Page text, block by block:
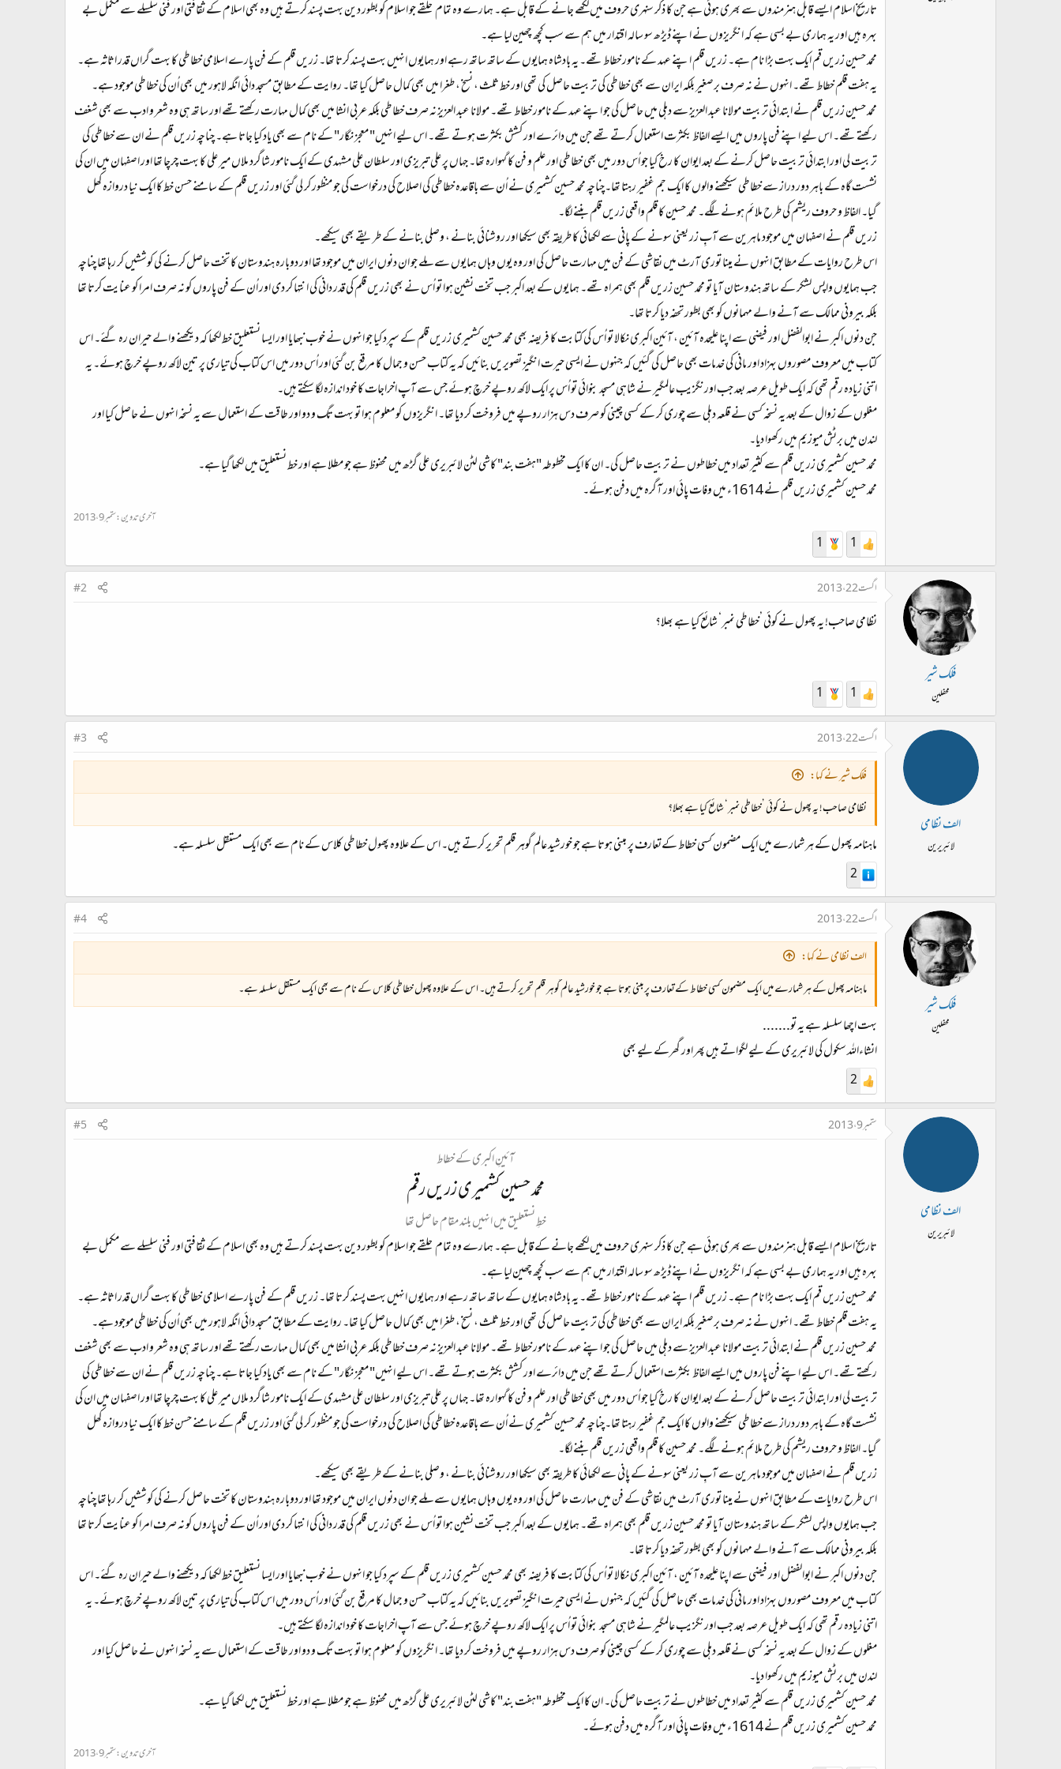
تاریخ اسلام ایسے قابل ہنرمندوں سے بھری ہوئی ہے جن کا ذکر سنہری حروف میں لکھے جانے کے قابل ہے۔ ہمارے وہ تمام حلقے جو اسلام کو بطور دین بہت پسند کرتے ہیں وہ بھی اسلام کے ثقافتی اور فنی سلسلے سے مکمل بے
بہرہ ہیں اور یہ ہماری بے بسی ہے کہ انگریزوں نے اپنے ڈیڑھ سو سالہ اقتدار میں ہم سے سب کچھ چھین لیا ہے۔
محمد حسین زریں قم ایک بہت بڑا نام ہے۔ زریں قلم اپنے عہد کے نامور خطاط تھے۔ یہ بادشاہ ہمایوں کے ساتھ ساتھ رہے اور ہمایوں انہیں بہت پسند کرتا تھا۔ زریں قلم کے فن پارے اسلامی خطاطی کا بہت گراں قدر اثاثہ ہے۔
یہ ہفت قلم خطاط تھے۔ انہوں نے نہ صرف برصغیر بلکہ ایران سے بھی خطاطی کی تربیت حاصل کی تھی اور خط ثلث ، نسخ ، طغرا میں بھی کمال حاصل کیا تھا۔ روایت کے مطابق مسجد دائی انگہ لاہور میں بھی اُن کی خطاطی موجود ہے۔
محمد حسین زریں قلم نے ابتدائی تربیت مولانا عبد العزیز سے دہلی میں حاصل کی جو اپنے عہد کے نامور خطاط تھے۔ مولانا عبد العزیز نہ صرف خطاطی بلکہ عربی انشا میں بھی کمال مہارت رکھتے تھے اور ساتھ ہی وہ شعر و ادب سے بھی شغف
رکھتے تھے۔ اس لیے اپنے فن پاروں میں ایسے الفاظ بکثرت استعمال کرتے تھے جن میں دائرے اور کشش بکثرت ہوتے تھے۔ اس لیے انہیں" معجز نگار" کے نام سے بھی یاد کیا جاتا ہے۔ چناچہ زریں قلم نے ان سے خطاطی کی
تربیت لی اور ابتدائی تربیت حاصل کرنے کے بعد ایوان کا رخ کیا جو اُس دور میں بھی خطاطی اور علم و فن کا گہوارہ تھا۔ جہاں پر علی تبریزی اور سلطان علی مشہدی کے ایک نامور شاگرد ملاں میر علی کا بہت چرچا تھا اور اصفہان میں ان کی
نشست گاہ کے باہر دور دراز سے خطاطی سیکھنے والوں کا ایک جم غفیر رہتا تھا۔چناچہ محمد حسین کشمیری نے اُن سے باقاعدہ خطاطی کی اصلاح کی درخواست کی جو منظور کر لی گئی اور زریں قلم کے سامنے حسن خط کا ایک نیا دروازہ کھل
گیا۔ الفاظ و حروف ریشم کی طرح ملائم ہونے لگے۔ محمد حسین کا قلم واقعی زریں قلم بننے لگا۔
زریں قلم نے اصفہان میں موجود ماہرین سے آبِ زر یعنی سونے کے پانی سے لکھائی کا طریقہ بھی سیکھا اور روشنائی بنانے ، وصلی بنانے کے طریقے بھی سیکھے۔
اس طرح روایات کے مطابق انہوں نے مینا توری آرٹ میں نقاشی کے فن میں مہارت حاصل کی اور وہ یوں وہاں ہمایوں سے ملے جو ان دنوں ایران میں موجود تھا اور دوبارہ ہندوستان کا تخت حاصل کرنے کی کوششیں کر رہا تھا چناچہ
جب ہمایوں واپس لشکر کے ساتھ ہندوستان آیا تو محمد حسین زریں قلم بھی ہمراہ تھے۔ ہمایوں کے بعد اکبر جب تخت نشین ہوا تو اُس نے بھی زریں قلم کی قدر دانی کی انتہا کر دی اور اُن کے فن پاروں کو نہ صرف امرا کو عنایت کرتا تھا
بلکہ بیرونی ممالک سے آنے والے مہمانوں کو بھی بطور تحفہ دیا کرتا تھا۔
جن دنوں اکبر نے ابوالفضل اور فیضی سے اپنا علیحدہ آئین ، آئین اکبری نکالا تو اُس کی کتابت کا فریضہ بھی محمد حسین کشمیری زریں قلم کے سپرد کیا جو انہوں نے خوب نبھایا اور ایسا نستعلیق خط لکھا کہ دیکھنے والے حیران رہ گئے۔ اس
کتاب میں معروف مصوروں بہزاد اور مانی کی خدمات بھی حاصل کی گئیں کہ جنہوں نے ایسی حیرت انگیز تصویریں بنائیں کہ یہ کتاب حسن و جمال کا مرقع بن گئی اور اُس دور میں اس کتاب کی تیاری پر تین لاکھ روپے خرچ ہوئے۔ یہ
اتنی زیادہ رقم تھی کہ ایک طویل عرصہ بعد جب اورنگزیب عالمگیر نے شاہی مسجد بنوائی تو اُس پر ایک لاکھ روپے خرچ ہوئے جس سے آپ اخراجات کا خود اندازہ لگا سکتے ہیں۔
مغلوں کے زوال کے بعد یہ نسخہ کسی نے قلعہ دہلی سے چوری کر کے کسی چینی کو صرف دس ہزار روپے میں فروخت کر دیا تھا۔ انگریزوں کو معلوم ہوا تو بہت تگ و دو اور طاقت کے استعمال سے یہ نسخہ انہوں نے حاصل کیا اور
لندن میں برٹش میوزیم میں رکھوا دیا۔
محمد حسین کشمیری زریں قلم سے کثیر تعداد میں خطاطوں نے تربیت حاصل کی۔ ان کا ایک مخطوطہ "ہفت بند" کاشی لٹن لائبریری علی گڑھ میں محفوظ ہے جو مطلا ہے اور خط نستعلیق میں لکھا گیا ہے۔
محمد حسین کشمیری زریں قلم نے 1614ء میں وفات پائی اور آگرہ میں دفن ہوئے۔
آخری تدوین:ستمبر 9، 2013
1
1
فلک شیر
محفلین
اگست 22، 2013 #2
نظامی صاحب! یہ پھول نے کوئی ’خطاطی نمبر‘ شائع کیا ہے بھلا؟
1
1
الف نظامی
لائبریرین
اگست 22، 2013 #3
فلک شیر نے کہا:
نظامی صاحب! یہ پھول نے کوئی ’خطاطی نمبر‘ شائع کیا ہے بھلا؟
ماہنامہ پھول کے ہر شمارے میں ایک مضمون کسی خطاط کےتعارف پر مبنی ہوتا ہے جو خورشید عالم گوہر قلم تحریر کرتے ہیں۔ اس کے علاوہ پھول خطاطی کلاس کے نام سے بھی ایک مستقل سلسلہ ہے۔
2
فلک شیر
محفلین
اگست 22، 2013 #4
الف نظامی نے کہا:
ماہنامہ پھول کے ہر شمارے میں ایک مضمون کسی خطاط کےتعارف پر مبنی ہوتا ہے جو خورشید عالم گوہر قلم تحریر کرتے ہیں۔ اس کے علاوہ پھول خطاطی کلاس کے نام سے بھی ایک مستقل سلسلہ ہے۔
بہت اچھا سلسلہ ہے یہ تو.......
انشاءاللہ سکول کی لائبریری کے لیے لگواتے ہیں پھر اور گھرکے لیے بھی
2
الف نظامی
لائبریرین
ستمبر 9، 2013 #5
آئینِ اکبری کے خطاط
محمد حسین کشمیری زریں رقم
خطِ نستعلیق میں انہیں بلند مقام حاصل تھا
تاریخ اسلام ایسے قابل ہنرمندوں سے بھری ہوئی ہے جن کا ذکر سنہری حروف میں لکھے جانے کے قابل ہے۔ ہمارے وہ تمام حلقے جو اسلام کو بطور دین بہت پسند کرتے ہیں وہ بھی اسلام کے ثقافتی اور فنی سلسلے سے مکمل بے
بہرہ ہیں اور یہ ہماری بے بسی ہے کہ انگریزوں نے اپنے ڈیڑھ سو سالہ اقتدار میں ہم سے سب کچھ چھین لیا ہے۔
محمد حسین زریں قم ایک بہت بڑا نام ہے۔ زریں قلم اپنے عہد کے نامور خطاط تھے۔ یہ بادشاہ ہمایوں کے ساتھ ساتھ رہے اور ہمایوں انہیں بہت پسند کرتا تھا۔ زریں قلم کے فن پارے اسلامی خطاطی کا بہت گراں قدر اثاثہ ہے۔
یہ ہفت قلم خطاط تھے۔ انہوں نے نہ صرف برصغیر بلکہ ایران سے بھی خطاطی کی تربیت حاصل کی تھی اور خط ثلث ، نسخ ، طغرا میں بھی کمال حاصل کیا تھا۔ روایت کے مطابق مسجد دائی انگہ لاہور میں بھی اُن کی خطاطی موجود ہے۔
محمد حسین زریں قلم نے ابتدائی تربیت مولانا عبد العزیز سے دہلی میں حاصل کی جو اپنے عہد کے نامور خطاط تھے۔ مولانا عبد العزیز نہ صرف خطاطی بلکہ عربی انشا میں بھی کمال مہارت رکھتے تھے اور ساتھ ہی وہ شعر و ادب سے بھی شغف
رکھتے تھے۔ اس لیے اپنے فن پاروں میں ایسے الفاظ بکثرت استعمال کرتے تھے جن میں دائرے اور کشش بکثرت ہوتے تھے۔ اس لیے انہیں" معجز نگار" کے نام سے بھی یاد کیا جاتا ہے۔ چناچہ زریں قلم نے ان سے خطاطی کی
تربیت لی اور ابتدائی تربیت حاصل کرنے کے بعد ایوان کا رخ کیا جو اُس دور میں بھی خطاطی اور علم و فن کا گہوارہ تھا۔ جہاں پر علی تبریزی اور سلطان علی مشہدی کے ایک نامور شاگرد ملاں میر علی کا بہت چرچا تھا اور اصفہان میں ان کی
نشست گاہ کے باہر دور دراز سے خطاطی سیکھنے والوں کا ایک جم غفیر رہتا تھا۔چناچہ محمد حسین کشمیری نے اُن سے باقاعدہ خطاطی کی اصلاح کی درخواست کی جو منظور کر لی گئی اور زریں قلم کے سامنے حسن خط کا ایک نیا دروازہ کھل
گیا۔ الفاظ و حروف ریشم کی طرح ملائم ہونے لگے۔ محمد حسین کا قلم واقعی زریں قلم بننے لگا۔
زریں قلم نے اصفہان میں موجود ماہرین سے آبِ زر یعنی سونے کے پانی سے لکھائی کا طریقہ بھی سیکھا اور روشنائی بنانے ، وصلی بنانے کے طریقے بھی سیکھے۔
اس طرح روایات کے مطابق انہوں نے مینا توری آرٹ میں نقاشی کے فن میں مہارت حاصل کی اور وہ یوں وہاں ہمایوں سے ملے جو ان دنوں ایران میں موجود تھا اور دوبارہ ہندوستان کا تخت حاصل کرنے کی کوششیں کر رہا تھا چناچہ
جب ہمایوں واپس لشکر کے ساتھ ہندوستان آیا تو محمد حسین زریں قلم بھی ہمراہ تھے۔ ہمایوں کے بعد اکبر جب تخت نشین ہوا تو اُس نے بھی زریں قلم کی قدر دانی کی انتہا کر دی اور اُن کے فن پاروں کو نہ صرف امرا کو عنایت کرتا تھا
بلکہ بیرونی ممالک سے آنے والے مہمانوں کو بھی بطور تحفہ دیا کرتا تھا۔
جن دنوں اکبر نے ابوالفضل اور فیضی سے اپنا علیحدہ آئین ، آئین اکبری نکالا تو اُس کی کتابت کا فریضہ بھی محمد حسین کشمیری زریں قلم کے سپرد کیا جو انہوں نے خوب نبھایا اور ایسا نستعلیق خط لکھا کہ دیکھنے والے حیران رہ گئے۔ اس
کتاب میں معروف مصوروں بہزاد اور مانی کی خدمات بھی حاصل کی گئیں کہ جنہوں نے ایسی حیرت انگیز تصویریں بنائیں کہ یہ کتاب حسن و جمال کا مرقع بن گئی اور اُس دور میں اس کتاب کی تیاری پر تین لاکھ روپے خرچ ہوئے۔ یہ
اتنی زیادہ رقم تھی کہ ایک طویل عرصہ بعد جب اورنگزیب عالمگیر نے شاہی مسجد بنوائی تو اُس پر ایک لاکھ روپے خرچ ہوئے جس سے آپ اخراجات کا خود اندازہ لگا سکتے ہیں۔
مغلوں کے زوال کے بعد یہ نسخہ کسی نے قلعہ دہلی سے چوری کر کے کسی چینی کو صرف دس ہزار روپے میں فروخت کر دیا تھا۔ انگریزوں کو معلوم ہوا تو بہت تگ و دو اور طاقت کے استعمال سے یہ نسخہ انہوں نے حاصل کیا اور
لندن میں برٹش میوزیم میں رکھوا دیا۔
محمد حسین کشمیری زریں قلم سے کثیر تعداد میں خطاطوں نے تربیت حاصل کی۔ ان کا ایک مخطوطہ "ہفت بند" کاشی لٹن لائبریری علی گڑھ میں محفوظ ہے جو مطلا ہے اور خط نستعلیق میں لکھا گیا ہے۔
محمد حسین کشمیری زریں قلم نے 1614ء میں وفات پائی اور آگرہ میں دفن ہوئے۔
آخری تدوین:ستمبر 9، 2013